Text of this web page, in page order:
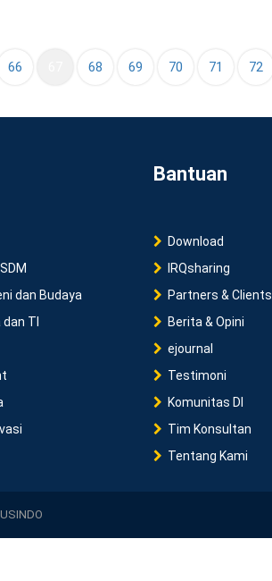
66 (current)
68 69 70 71 72
dan Budaya
TI
Bantuan
Download
IRQsharing
Partners & Clients
Berita & Opini
ejournal
Testimoni
Komunitas DI
Tim Konsultan
Tentang Kami